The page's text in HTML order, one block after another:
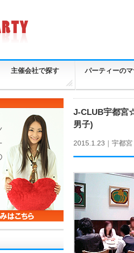
主催会社で探す パーティーの
J-CLUB宇都宮
男子)
2015.1.23｜ 宇都宮